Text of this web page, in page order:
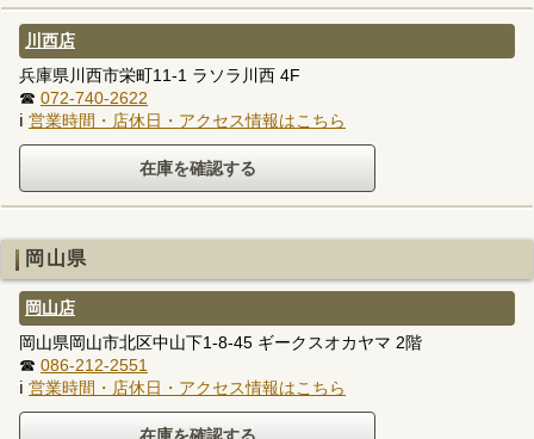
川西店
兵庫県川西市栄町11-1 ラソラ川西 4F
☎ 072-740-2622
ℹ 営業時間・店休日・アクセス情報はこちら
岡山県
岡山店
岡山県岡山市北区中山下1-8-45 ギークスオカヤマ 2階
☎ 086-212-2551
ℹ 営業時間・店休日・アクセス情報はこちら